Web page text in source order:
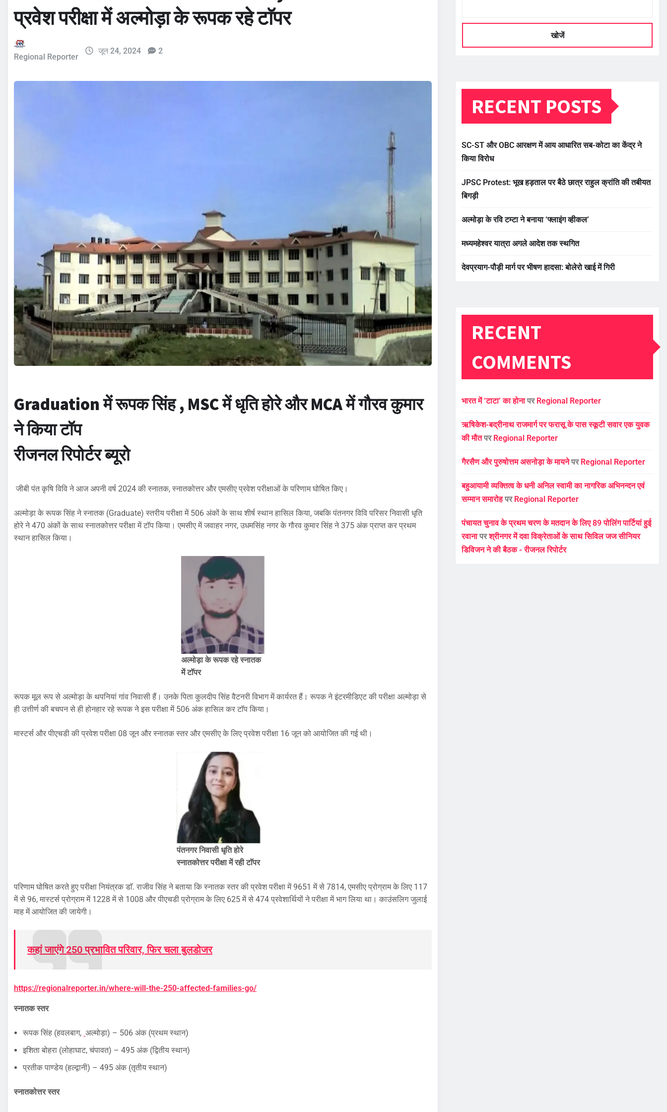
प्रवेश परीक्षा में अल्मोड़ा के रूपक रहे टाॅपर
Regional Reporter
जून 24, 2024 2
Graduation मेंरूपक सिंह , MSC मेंधृति होरे औरMCA मेंगौरव कुमार
ने किया टॉप
रीजनल रिपोर्टर ब्यूरो
जीबी पंत कृषि विवि ने आज अपनी वर्ष 2024 की स्नातक, स्नातकोत्तर और एमसीए प्रवेश परीक्षाओं के परिणाम घोषित किए।
अल्मोड़ा के रूपक सिंह ने स्नातक (Graduate) स्तरीय परीक्षा में 506 अंकों के साथ शीर्ष स्थान हासिल किया, जबकि पंतनगर विवि परिसर निवासी धृति
होरे ने 470 अंकों के साथ स्नातकोत्तर परीक्षा में टॉप किया। एमसीए में जवाहर नगर, उधमसिंह नगर के गौरव कुमार सिंह ने 375 अंक प्राप्त कर प्रथम
स्थान हासिल किया।
अल्मोड़ा के रूपक रहे स्नातक
में टाॅपर
रूपक मूल रूप से अल्मोड़ा के थपनियां गांव निवासी हैं। उनके पिता कुलदीप सिंह वैटनरी विभाग में कार्यरत हैं। रूपक ने इंटरमीडिएट की परीक्षा अल्मोड़ा से
ही उत्तीर्ण की बचपन से ही होनहार रहे रूपक ने इस परीक्षा में 506 अंक हासिल कर टाॅप किया।
मास्टर्स और पीएचडी की प्रवेश परीक्षा 08 जून और स्नातक स्तर और एमसीए के लिए प्रवेश परीक्षा 16 जून को आयोजित की गई थी।
पंतनगर निवासी धृति होरे
स्नातकोत्तर परीक्षा में रही टाॅपर
परिणाम घोषित करते हुए परीक्षा नियंत्रक डाॅ. राजीव सिंह ने बताया कि स्नातक स्तर की प्रवेश परीक्षा में 9651 में से 7814, एमसीए प्रोग्राम के लिए 117
में से 96, मास्टर्स प्रोग्राम में 1228 में से 1008 और पीएचडी प्रोग्राम के लिए 625 में से 474 प्रवेशार्थियों ने परीक्षा में भाग लिया था। काउंसलिग जुलाई
माह में आयोजित की जायेगी।
कहां जाएंगे 250 प्रभावित परिवार, फिर चला बुलडोजर
https://regionalreporter.in/where-will-the-250-affected-families-go/
स्नातक स्तर
रूपक सिंह (हवलबाग, अल्मोड़ा) – 506 अंक (प्रथम स्थान)
इशिता बोहरा (लोहाघाट, चंपावत) – 495 अंक (द्वितीय स्थान)
प्रतीक पाण्डेय (हल्द्वानी) – 495 अंक (तृतीय स्थान)
स्नातकोत्तर स्तर
खोजें
RECENT POSTS
SC-ST और OBC आरक्षण में आय आधारित सब-कोटा का केंद्र ने
किया विरोध
JPSC Protest: भूख हड़ताल पर बैठे छात्र राहुल क्रांति की तबीयत
बिगड़ी
अल्मोड़ा के रवि टम्टा ने बनाया ‘फ्लाइंग व्हीकल’
मध्यमहेश्वर यात्रा अगले आदेश तक स्थगित
देवप्रयाग-पौड़ी मार्ग पर भीषण हादसा: बोलेरो खाई में गिरी
RECENT
COMMENTS
भारत में ‘टाटा’ का होनापर Regional Reporter
ऋषिकेश-बद्रीनाथ राजमार्ग पर फरासू के पास स्कूटी सवार एक युवक
की मौतपर Regional Reporter
गैरसैण और पुरुषोत्तम असनोड़ा के मायनेपर Regional Reporter
बहुआयामी व्यक्तित्व के धनी अनिल स्वामी का नागरिक अभिनन्दन एवं
सम्मान समारोहपर Regional Reporter
पंचायत चुनाव के प्रथम चरण के मतदान के लिए 89 पोलिंग पार्टियां हुई
रवानापरश्रीनगर में दवा विक्रेताओं के साथ सिविल जज सीनियर
डिविजन ने की बैठक - रीजनल रिपोर्टर